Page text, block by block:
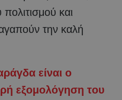
και
την καλή
είναι ο
εξομολόγηση του